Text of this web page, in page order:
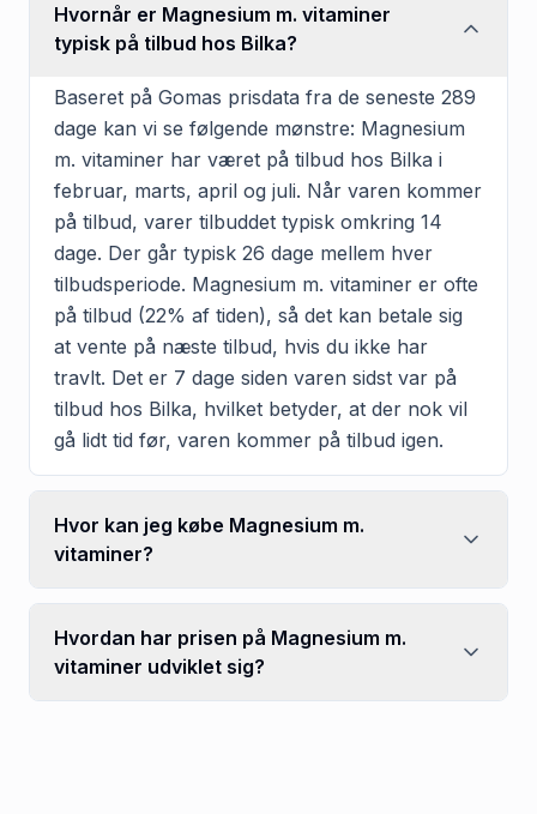
Hvornår er Magnesium m. vitaminer
typisk på tilbud hos Bilka?
Baseret på Gomas prisdata fra de seneste 289
dage kan vi se følgende mønstre: Magnesium
m. vitaminer har været på tilbud hos Bilka i
februar, marts, april og juli. Når varen kommer
på tilbud, varer tilbuddet typisk omkring 14
dage. Der går typisk 26 dage mellem hver
tilbudsperiode. Magnesium m. vitaminer er ofte
på tilbud (22% af tiden), så det kan betale sig
at vente på næste tilbud, hvis du ikke har
travlt. Det er 7 dage siden varen sidst var på
tilbud hos Bilka, hvilket betyder, at der nok vil
gå lidt tid før, varen kommer på tilbud igen.
Hvor kan jeg købe Magnesium m.
vitaminer?
Hvordan har prisen på Magnesium m.
vitaminer udviklet sig?